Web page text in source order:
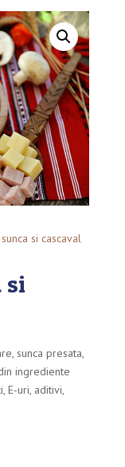
si cascaval
si
sunca presata,
ingrediente
E-uri, aditivi,